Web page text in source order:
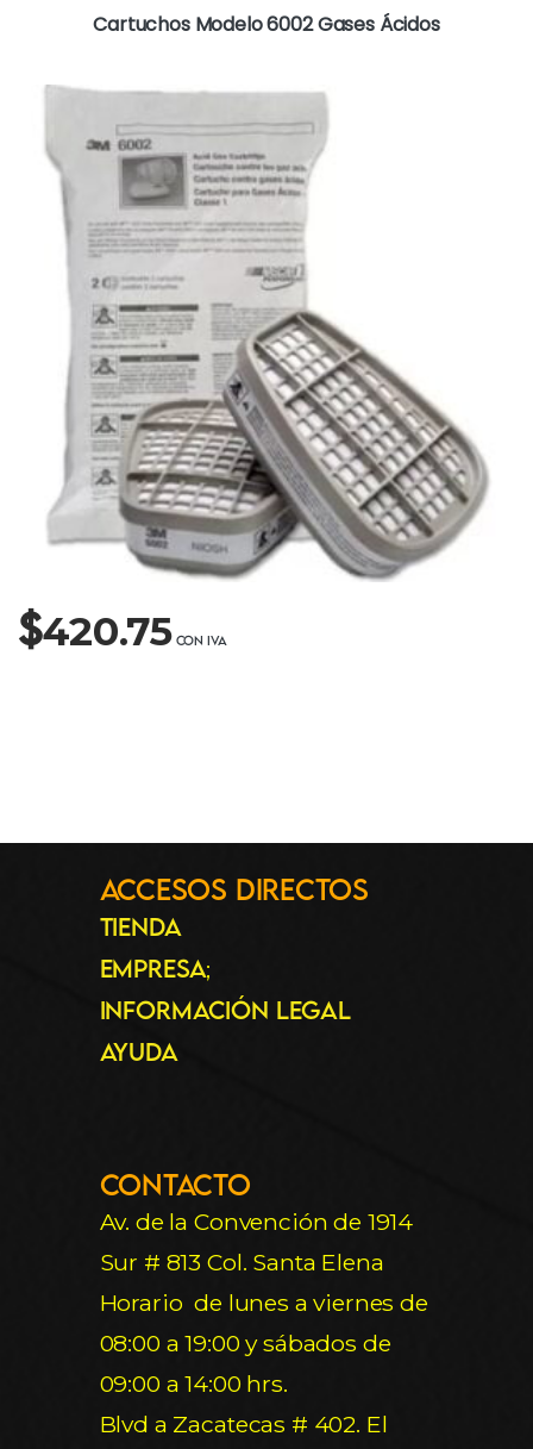
Cartuchos Modelo 6002 Gases Ácidos
$420.75
Accesos Directos
Tienda
Empresa;
Información Legal
Ayuda
Contacto
Av. de la Convención de 1914
Sur # 813 Col. Santa Elena
Horario de lunes a viernes de
08:00 a 19:00 y sábados de
09:00 a 14:00 hrs.
Blvd a Zacatecas # 402. El